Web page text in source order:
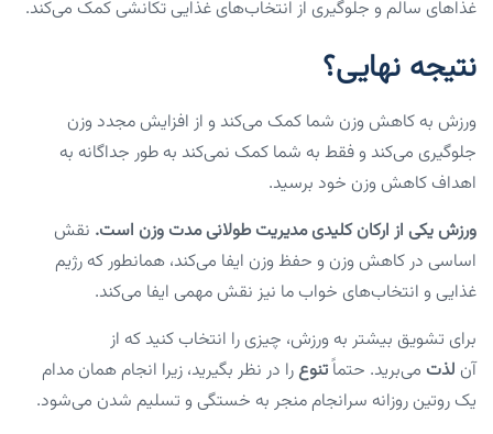
غذا‌های سالم و جلوگیری از انتخاب‌های غذایی تکانشی کمک می‌کند.
نتیجه نهایی؟
ورزش به کاهش وزن شما کمک می‌کند و از افزایش مجدد وزن
جلوگیری می‌کند و فقط به شما کمک نمی‌کند به طور جداگانه به
اهداف کاهش وزن خود برسید.
ورزش یکی از ارکان کلیدی مدیریت طولانی مدت وزن است. نقش
اساسی در کاهش وزن و حفظ وزن ایفا می‌کند، همانطور که رژیم
غذایی و انتخاب‌های خواب ما نیز نقش مهمی ایفا می‌کند.
برای تشویق بیشتر به ورزش، چیزی را انتخاب کنید که از
آن لذت می‌برید. حتماً تنوع را در نظر بگیرید، زیرا انجام همان مدام
یک روتین روزانه سرانجام منجر به خستگی و تسلیم شدن می‌شود.